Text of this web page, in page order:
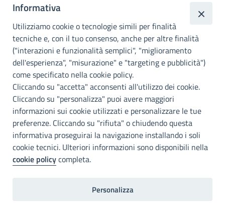
metropolitana di
Palermo
Info e contatti
Città Metropoliitana di Palermo
Via Maqueda, 100 - 90134 - Palermo
Cod. Fisc. 80021470820
PEC: cm.pa@cert.cittametropolitana.pa.it
I nostri canali social
Accessibilità
Città Metropolitana di Palermo si impegna a rendere il proprio sito
web accessibile, conformemente al D.lgs. 10 agosto 2018, n°106
Informativa
Utilizziamo cookie o tecnologie simili per finalità
tecniche e, con il tuo consenso, anche per altre finalità
("interazioni e funzionalità semplici", "miglioramento
dell'esperienza", "misurazione" e "targeting e pubblicità")
come specificato nella cookie policy.
Cliccando su "accetta" acconsenti all'utilizzo dei cookie.
Cliccando su "personalizza" puoi avere maggiori
informazioni sui cookie utilizzati e personalizzare le tue
preferenze. Cliccando su "rifiuta" o chiudendo questa
informativa proseguirai la navigazione installando i soli
cookie tecnici. Ulteriori informazioni sono disponibili nella
cookie policycompleta.
Personalizza